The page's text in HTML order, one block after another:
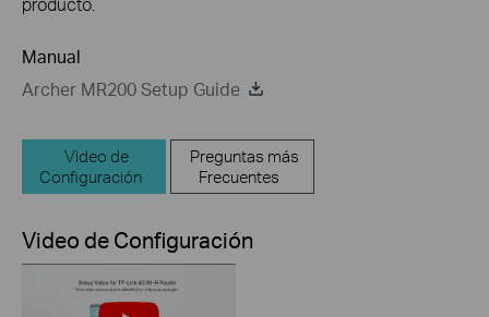
Manual
Archer MR200 Setup Guide
Video de
Configuración
Preguntas más
Frecuentes
Video de Configuración